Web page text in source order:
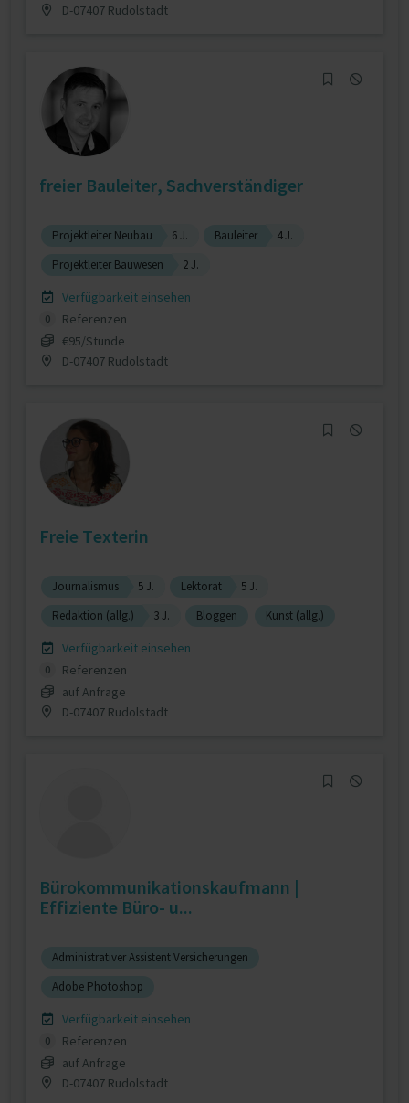
D-07407 Rudolstadt
freier Bauleiter, Sachverständiger
Projektleiter Neubau 6 J. Bauleiter
4 J.
Projektleiter Bauwesen
2 J.
Verfügbarkeit einsehen
0
Referenzen
€95/Stunde
D-07407 Rudolstadt
Freie Texterin
Journalismus 5 J. Lektorat
5 J.
Redaktion (allg.)
3 J. Bloggen Kunst (allg.)
Verfügbarkeit einsehen
0
Referenzen
auf Anfrage
D-07407 Rudolstadt
Bürokommunikationskaufmann |
Effiziente Büro- u...
Administrativer Assistent Versicherungen
Adobe Photoshop
Verfügbarkeit einsehen
0
Referenzen
auf Anfrage
D-07407 Rudolstadt